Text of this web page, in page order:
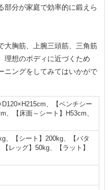
部分が家庭で効率的に鍛えら
大胸筋、上腕三頭筋、三角筋
理想のボディに近づくため
ニングをしてみてはいかがで
、【ベンチシー
、【床面～シート】H53cm、
、【シート】200kg、【バタ
レッグ】50kg、【ラット】